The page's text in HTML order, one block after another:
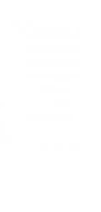
características e
A Soldafria
para